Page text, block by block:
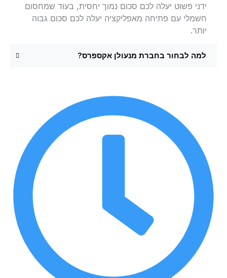
ידני פשוט יעלה לכם סכום נמוך יחסית, בעוד שמחסום
חשמלי עם פתיחה מאפליקציה יעלה לכם סכום גבוה
למה לבחור בחברת מנעולן אקספרס?